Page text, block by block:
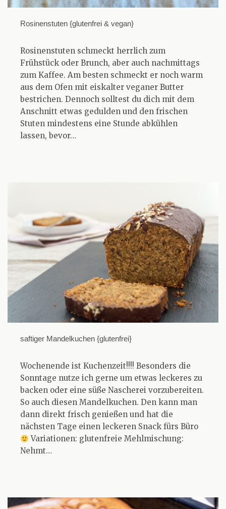
Rosinenstuten {glutenfrei & vegan}
Rosinenstuten schmeckt herrlich zum
Frühstück oder Brunch, aber auch nachmittags
zum Kaffee. Am besten schmeckt er noch warm
aus dem Ofen mit eiskalter veganer Butter
bestrichen. Dennoch solltest du dich mit dem
Anschnitt etwas gedulden und den frischen
Stuten mindestens eine Stunde abkühlen
lassen, bevor…
saftiger Mandelkuchen {glutenfrei}
Wochenende ist Kuchenzeit!!!! Besonders die
Sonntage nutze ich gerne um etwas leckeres zu
backen oder eine süße Nascherei vorzubereiten.
So auch diesen Mandelkuchen. Den kann man
dann direkt frisch genießen und hat die
nächsten Tage einen leckeren Snack fürs Büro
Variationen: glutenfreie Mehlmischung:
Nehmt…